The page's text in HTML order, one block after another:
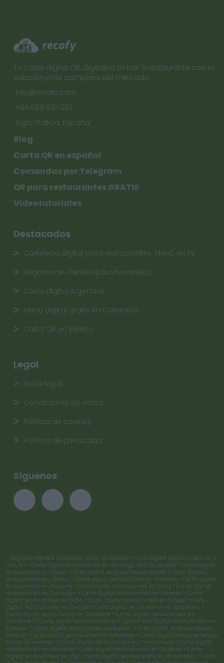
Tu Carta digital QR. Digitaliza tu bar o restaurante con la
solución más completa del mercado.
info@recafy.com
+34 689 537 032
Vigo, Galicia, España
Blog
Carta QR en español
Comandas por Telegram
QR para restaurantes GRATIS
Videotutoriales
Destacados
Cartelería digital para restaurantes. Menú en TV
Registro de clientes para hostelería
Carta digital Argentina
Menú digital gratis en Colombia
Carta QR en México
Legal
Aviso legal
Condiciones de venta
Política de cookies
Política de privacidad
Síguenos
> Registro clientes hostelería Xunta de Galicia > Carta digital restaurantes en A
Coruña > Carta digital restaurantes en Santiago de Compostela > Carta digital
restaurantes en Ferrol > Carta digital restaurantes en Narón > Carta digital
restaurantes en Oleiros > Carta digital restaurantes en Albacete > Carta digital
restaurantes en Alicante > Carta digital restaurantes en Elche > Carta digital
restaurantes en Torrevieja > Carta digital restaurantes en Almería > Carta
digital restaurantes en Gijón > Carta digital restaurantes en Oviedo > Carta
digital restaurantes en Eivissa > Carta digital restaurantes en Barcelona >
Carta digital restaurantes en Badalona > Carta digital restaurantes en
Santander > Carta digital restaurantes en Lugo > Carta digital restaurantes en
Ribadeo > Carta digital restaurantes en Burela > Carta digital restaurantes en
Madrid > Carta digital restaurantes en Móstoles > Carta digital restaurantes en
Alcalá de Henares > Carta digital restaurantes en Fuenlabrada > Carta digital
restaurantes en Marbella > Carta digital restaurantes en Ourense > Carta
digital restaurantes en Vigo > Carta digital restaurantes en Pontevedra > Carta